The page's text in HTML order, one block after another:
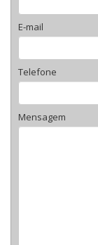
E-mail
Telefone
Mensagem